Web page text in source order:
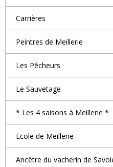
Carrières
Peintres de Meillerie
Les Pêcheurs
Le Sauvetage
* Les 4 saisons à Meillerie *
Ecole de Meillerie
Ancêtre du vacherin de